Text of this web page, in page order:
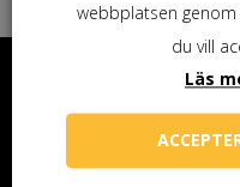
Ottosson Färgmakeri AB
Kontoristgatan 10
webbplatsen genom
du vill
Läs